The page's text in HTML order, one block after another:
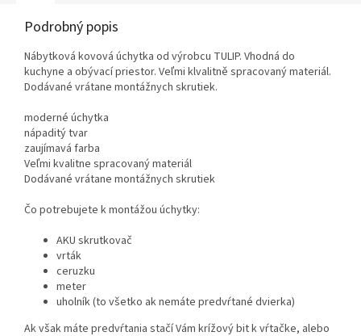
Podrobný popis
Nábytková kovová úchytka od výrobcu TULIP. Vhodná do
kuchyne a obývací priestor. Veľmi klvalitně spracovaný materiál.
Dodávané vrátane montážnych skrutiek.
moderné úchytka
nápaditý tvar
zaujímavá farba
Veľmi kvalitne spracovaný materiál
Dodávané vrátane montážnych skrutiek
Čo potrebujete k montážou úchytky:
AKU skrutkovač
vrták
ceruzku
meter
uholník (to všetko ak nemáte predvŕtané dvierka)
Ak však máte predvŕtania stačí Vám krížový bit k vŕtačke, alebo